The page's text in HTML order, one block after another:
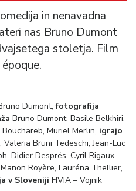
in nenavadna
nas Bruno Dumont
stoletja. Film
Dumont,fotografija
Bruno Dumont, Basile Belkhiri,
Muriel Merlin, igrajo
Valeria Bruni Tedeschi, Jean-Luc
Didier Després, Cyril Rigaux,
Royère, Lauréna Thellier,
v Sloveniji FIVIA – Vojnik